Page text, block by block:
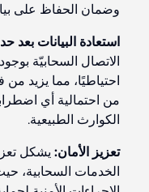
وضمان الحفاظ على
استعادة البيانات بعد
الاتصال السحابيّة
احتياطيًا، مما يزيد
من احتمالية أي
الكوارث الطبيعية.
تعزيز الأمان: يشكل
الخدمات السحابية،